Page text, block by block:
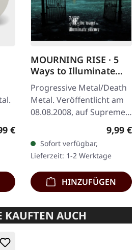
Preis:
€
MOURNING RISE · 5
Ways to Illuminate
Silence | DIGIPAK CD
Progressive Metal/Death
Metal. Veröffentlicht am
08.08.2008, auf Supreme
Chaos Records. Limitierte
CD-Version im DigiPak mit
12-seitgem Booklet.…
9,99 €
Sofort verfügbar,
Lieferzeit: 1-2 Werktage
HINZUFÜGEN
KAUFTEN AUCH